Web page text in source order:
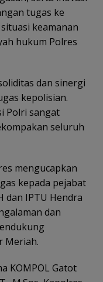
tugas ke
keamanan
hukum Polres
dan sinergi
kepolisian.
Polri sangat
seluruh
mengucapkan
kepada pejabat
dan IPTU Hendra
dan
Meriah.
KOMPOL Gatot